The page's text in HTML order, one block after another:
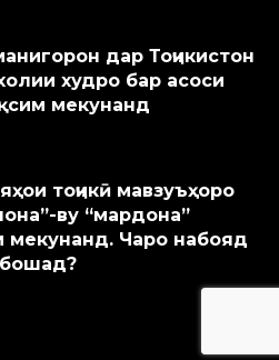
дар Тоҷикистон
худро бар асоси
мекунанд
тоҷикӣ мавзуъҳоро
ву “мардона”
мекунанд. Чаро набояд